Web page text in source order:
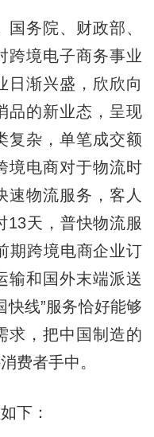
务院、财政部、
跨境电子商务事业
日渐兴盛，欣欣向
品的新业态，呈现
复杂，单笔成交额
境电商对于物流时
速物流服务，客人
13天，普快物流服
期跨境电商企业订
输和国外末端派送
快线”服务恰好能够
求，把中国制造的
费者手中。
下：